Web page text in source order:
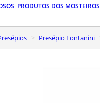
PRODUTOS DOS MOSTEIROS
Presépios Presépio Fontanini